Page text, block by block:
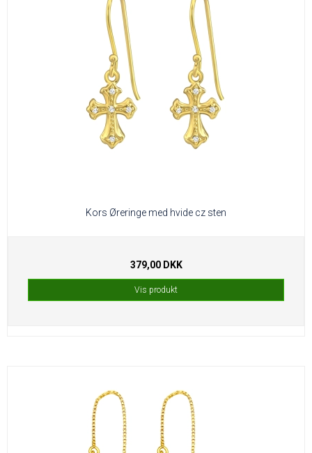
Kors Øreringe med hvide cz sten
379,00 DKK
Vis produkt